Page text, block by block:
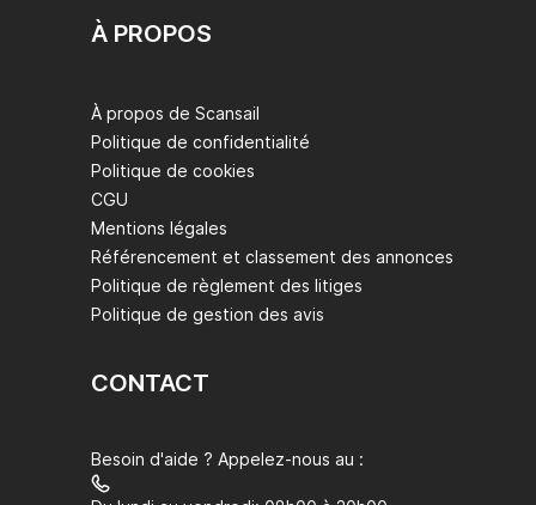
À PROPOS
À propos de Scansail
Politique de confidentialité
Politique de cookies
CGU
Mentions légales
Référencement et classement des annonces
Politique de règlement des litiges
Politique de gestion des avis
CONTACT
Besoin d'aide ? Appelez-nous au :